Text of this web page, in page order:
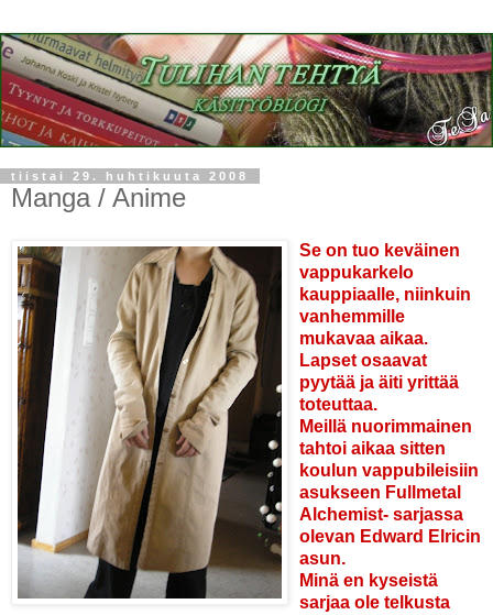
tiistai 29. huhtikuuta 2008
Manga / Anime
Se on tuo keväinen
vappukarkelo
kauppiaalle, niinkuin
vanhemmille
mukavaa aikaa.
Lapset osaavat
pyytää ja äiti yrittää
toteuttaa.
Meillä nuorimmainen
tahtoi aikaa sitten
koulun vappubileisiin
asukseen Fullmetal
Alchemist- sarjassa
olevan Edward Elricin
asun.
Minä en kyseistä
sarjaa ole telkusta